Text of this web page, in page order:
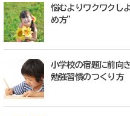
悩むよりワクワク
め方”
小学校の宿題に前向
勉強習慣のつくり方